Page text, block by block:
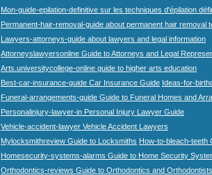
Mon-guide-epilation-definitive sur les techniques d'épilation
Permanent-hair-removal-guide about permanent hair removal
Lawyers-attorneys-guide about lawyers and legal information
Attorneyslawyersonline Guide to Attorneys and Legal
Arts.universitycollege-online guide to higher arts education
Best-car-insurance-guide Car Insurance Guide Ideas-for-
Funeral-arrangements-guide Guide to Funeral Homes and
Personalinjury-lawyer-in Personal Injury Lawyer Guide
Vehicle-accident-lawyer Vehicle Accident Lawyers
Mylocksmithreview Guide to Locksmiths How-to-bleach-teeth
Homesecurity-systems-alarms Guide to Home Security
Orthodontics-reviews Guide to Orthodontics and Orthodontists